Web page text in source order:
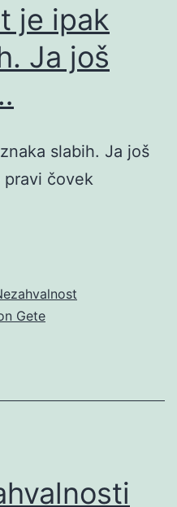
je ipak
Ja još
slabih. Ja još
pravi čovek
Gete